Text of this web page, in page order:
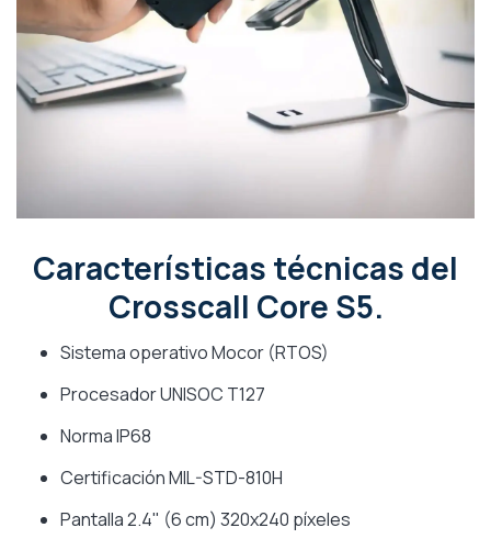
Características técnicas del
Crosscall Core S5.
Sistema operativo Mocor (RTOS)
Procesador UNISOC T127
Norma IP68
Certificación MIL-STD-810H
Pantalla 2.4" (6 cm) 320x240 píxeles